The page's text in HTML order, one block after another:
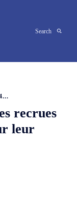
Search
recrues
leur